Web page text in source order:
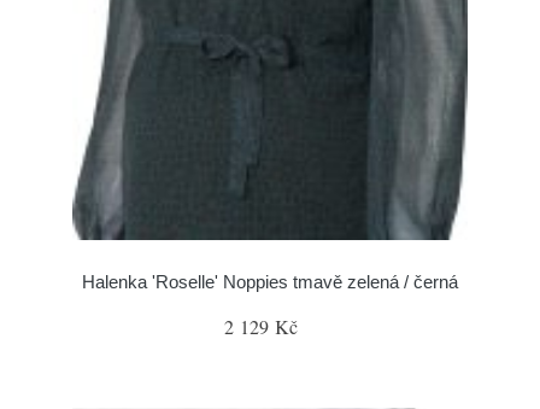
Halenka 'Roselle' Noppies tmavě zelená / černá
2 129 Kč